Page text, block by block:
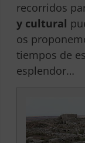
recorridos
y cultural
os
tiempos de
esplendor…